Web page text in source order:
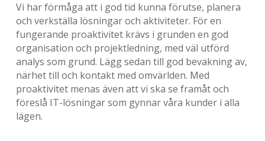
Vi har förmåga att i god tid kunna förutse, planera
och verkställa lösningar och aktiviteter. För en
fungerande proaktivitet krävs i grunden en god
organisation och projektledning, med väl utförd
analys som grund. Lägg sedan till god bevakning av,
närhet till och kontakt med omvärlden. Med
proaktivitet menas även att vi ska se framåt och
föreslå IT-lösningar som gynnar våra kunder i alla
lägen.